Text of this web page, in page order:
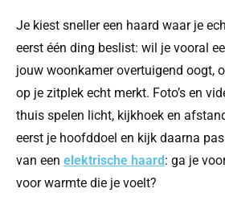
Je kiest sneller een haard waar je
eerst één ding beslist: wil je vooral
jouw woonkamer overtuigend oogt,
op je zitplek echt merkt. Foto’s en
thuis spelen licht, kijkhoek en
eerst je hoofddoel en kijk daarna
van een elektrische haard: ga je
voor warmte die je voelt?